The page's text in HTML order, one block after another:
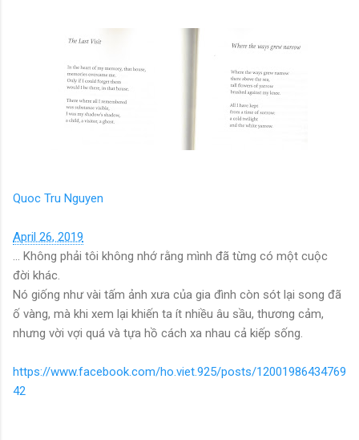
Quoc Tru Nguyen
April 26, 2019
... Không phải tôi không nhớ rằng mình đã từng có một cuộc
đời khác.
Nó giống như vài tấm ảnh xưa của gia đình còn sót lại song đã
ố vàng, mà khi xem lại khiến ta ít nhiều âu sầu, thương cảm,
nhưng vời vợi quá và tựa hồ cách xa nhau cả kiếp sống.
https://www.facebook.com/ho.viet.925/posts/12001986434769
42